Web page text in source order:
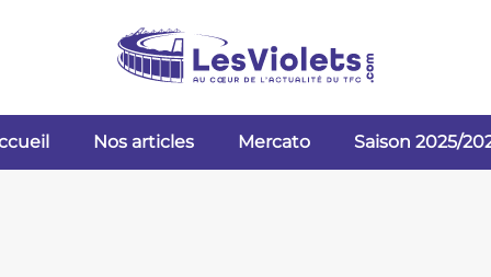
Nos articles Mercato Saison 2025/